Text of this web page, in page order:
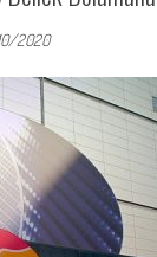
2020